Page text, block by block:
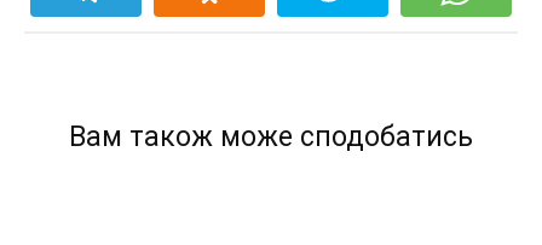
Вам також може сподобатись